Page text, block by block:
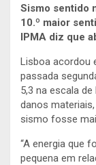
Sismo sentido
10.º maior
IPMA diz que
Lisboa acordou
passada
5,3 na escala
danos
sismo fosse
“A energia que
pequena em